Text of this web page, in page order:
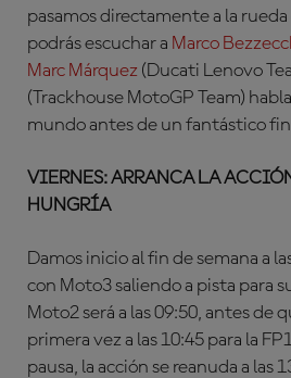
pasamos directamente a la
podrás escuchar a Marco
Marc Márquez (Ducati Lenovo
(Trackhouse MotoGP Team)
mundo antes de un fantástico fin
VIERNES: ARRANCA LA
HUNGRÍA
Damos inicio al fin de semana a
con Moto3 saliendo a pista para
Moto2 será a las 09:50, antes de
primera vez a las 10:45 para la
pausa, la acción se reanuda a las